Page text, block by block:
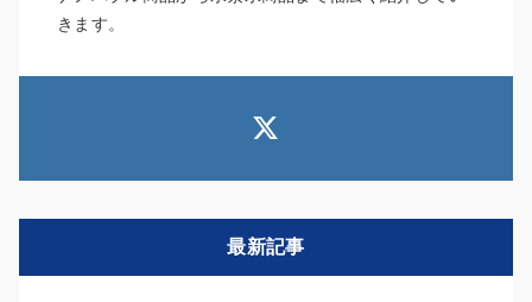
きます。
最新記事